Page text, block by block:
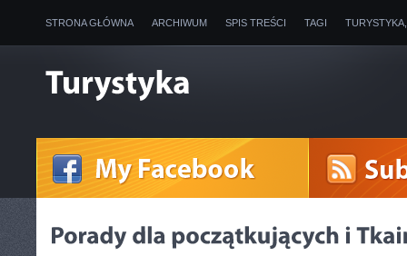
STRONA GŁÓWNA ARCHIWUM SPIS TREŚCI TAGI